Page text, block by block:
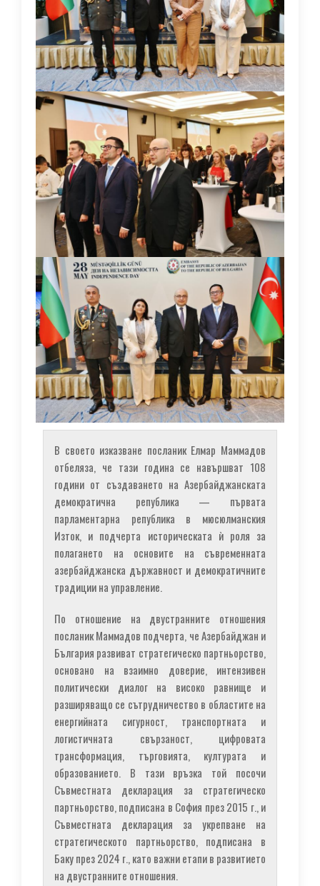
В своето изказване посланик Елмар Маммадов
отбеляза, че тази година се навършват 108
години от създаването на Азербайджанската
демократична република — първата
парламентарна република в мюсюлманския
Изток, и подчерта историческата ѝ роля за
полагането на основите на съвременната
азербайджанска държавност и демократичните
традиции на управление.
По отношение на двустранните отношения
посланик Маммадов подчерта, че Азербайджан и
България развиват стратегическо партньорство,
основано на взаимно доверие, интензивен
политически диалог на високо равнище и
разширяващо се сътрудничество в областите на
енергийната сигурност, транспортната и
логистичната свързаност, цифровата
трансформация, търговията, културата и
образованието. В тази връзка той посочи
Съвместната декларация за стратегическо
партньорство, подписана в София през 2015 г., и
Съвместната декларация за укрепване на
стратегическото партньорство, подписана в
Баку през 2024 г., като важни етапи в развитието
на двустранните отношения.